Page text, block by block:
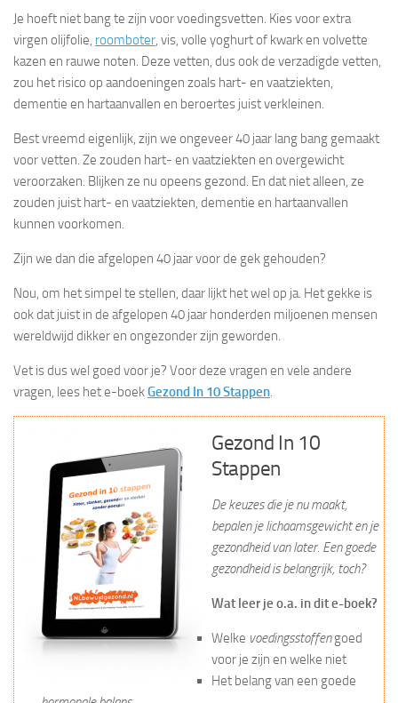
Je hoeft niet bang te zijn voor voedingsvetten. Kies voor extra
virgen olijfolie, roomboter, vis, volle yoghurt of kwark en volvette
kazen en rauwe noten. Deze vetten, dus ook de verzadigde vetten,
zou het risico op aandoeningen zoals hart- en vaatziekten,
dementie en hartaanvallen en beroertes juist verkleinen.
Best vreemd eigenlijk, zijn we ongeveer 40 jaar lang bang gemaakt
voor vetten. Ze zouden hart- en vaatziekten en overgewicht
veroorzaken. Blijken ze nu opeens gezond. En dat niet alleen, ze
zouden juist hart- en vaatziekten, dementie en hartaanvallen
kunnen voorkomen.
Zijn we dan die afgelopen 40 jaar voor de gek gehouden?
Nou, om het simpel te stellen, daar lijkt het wel op ja. Het gekke is
ook dat juist in de afgelopen 40 jaar honderden miljoenen mensen
wereldwijd dikker en ongezonder zijn geworden.
Vet is dus wel goed voor je? Voor deze vragen en vele andere
vragen, lees het e-boekGezond In 10 Stappen.
Gezond In 10
Stappen
De keuzes die je nu maakt,
bepalen je lichaamsgewicht en je
gezondheid van later. Een goede
gezondheid is belangrijk, toch?
Wat leer je o.a. in dit e-boek?
Welke voedingsstoffengoed
voor je zijn en welke niet
Het belang van een goede